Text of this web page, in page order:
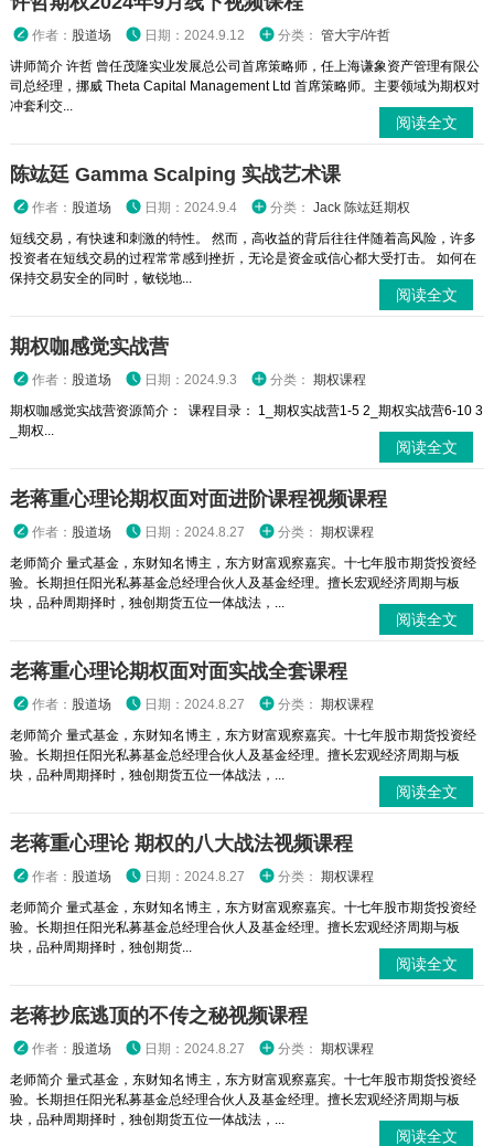
作者： 股道场 日期：2024.9.12 分类： 管大宇/许哲
讲师简介 许哲 曾任茂隆实业发展总公司首席策略师，任上海谦象资产管理有限公
司总经理，挪威 Theta Capital Management Ltd 首席策略师。主要领域为期权对
冲套利交...
阅读全文
陈竑廷 Gamma Scalping 实战艺术课
作者： 股道场 日期：2024.9.4 分类： Jack 陈竑廷期权
短线交易，有快速和刺激的特性。 然而，高收益的背后往往伴随着高风险，许多
投资者在短线交易的过程常常感到挫折，无论是资金或信心都大受打击。 如何在
保持交易安全的同时，敏锐地...
阅读全文
期权咖感觉实战营
作者： 股道场 日期：2024.9.3 分类： 期权课程
期权咖感觉实战营资源简介： 课程目录： 1_期权实战营1-5 2_期权实战营6-10 3
_期权...
阅读全文
老蒋重心理论期权面对面进阶课程视频课程
作者： 股道场 日期：2024.8.27 分类： 期权课程
老师简介 量式基金，东财知名博主，东方财富观察嘉宾。十七年股市期货投资经
验。长期担任阳光私募基金总经理合伙人及基金经理。擅长宏观经济周期与板
块，品种周期择时，独创期货五位一体战法，...
阅读全文
老蒋重心理论期权面对面实战全套课程
作者： 股道场 日期：2024.8.27 分类： 期权课程
老师简介 量式基金，东财知名博主，东方财富观察嘉宾。十七年股市期货投资经
验。长期担任阳光私募基金总经理合伙人及基金经理。擅长宏观经济周期与板
块，品种周期择时，独创期货五位一体战法，...
阅读全文
老蒋重心理论 期权的八大战法视频课程
作者： 股道场 日期：2024.8.27 分类： 期权课程
老师简介 量式基金，东财知名博主，东方财富观察嘉宾。十七年股市期货投资经
验。长期担任阳光私募基金总经理合伙人及基金经理。擅长宏观经济周期与板
块，品种周期择时，独创期货...
阅读全文
老蒋抄底逃顶的不传之秘视频课程
作者： 股道场 日期：2024.8.27 分类： 期权课程
老师简介 量式基金，东财知名博主，东方财富观察嘉宾。十七年股市期货投资经
验。长期担任阳光私募基金总经理合伙人及基金经理。擅长宏观经济周期与板
块，品种周期择时，独创期货五位一体战法，...
阅读全文